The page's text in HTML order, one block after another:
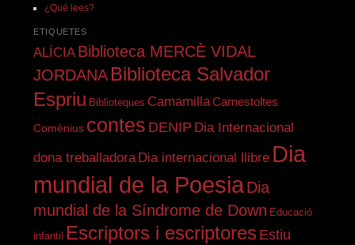
¿Qué lees?
ETIQUETES
ALÍCIA Biblioteca MERCÈ VIDAL
JORDANA Biblioteca Salvador
Espriu Biblioteques CamamillaCarnestoltes
Comènius contes DENIP Dia Internacional
dona treballadora Dia internacional llibre Dia
mundial de la PoesiaDia
mundial de la Síndrome de Down Educació
infantil Escriptors i escriptores Estiu